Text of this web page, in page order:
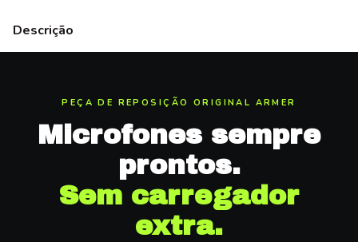
Descrição
PEÇA DE REPOSIÇÃO ORIGINAL ARMER
Microfones sempre
prontos.
Sem carregador
extra.